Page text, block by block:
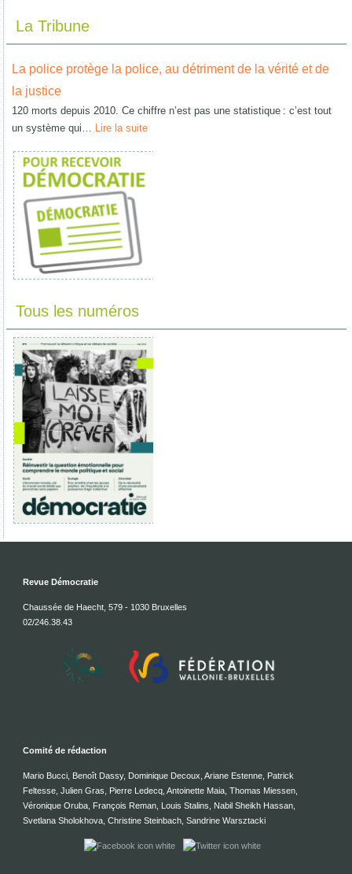
La Tribune
La police protège la police, au détriment de la vérité et de
la justice
120 morts depuis 2010. Ce chiffre n’est pas une statistique : c’est tout
un système qui… Lire la suite
Tous les numéros
Revue Démocratie
Chaussée de Haecht, 579 - 1030 Bruxelles
02/246.38.43
Comité de rédaction
Mario Bucci, Benoît Dassy, Dominique Decoux, Ariane Estenne, Patrick
Feltesse, Julien Gras, Pierre Ledecq, Antoinette Maia, Thomas Miessen,
Véronique Oruba, François Reman, Louis Stalins, Nabil Sheikh Hassan,
Svetlana Sholokhova, Christine Steinbach, Sandrine Warsztacki